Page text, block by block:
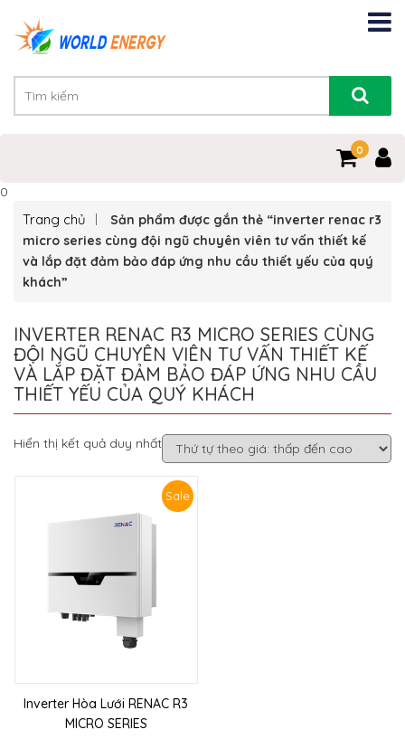
0
0
Trang chủ
Sản phẩm được gắn thẻ “inverter renac r3
micro series cùng đội ngũ chuyên viên tư vấn thiết kế
và lắp đặt đảm bảo đáp ứng nhu cầu thiết yếu của quý
khách”
INVERTER RENAC R3 MICRO SERIES CÙNG
ĐỘI NGŨ CHUYÊN VIÊN TƯ VẤN THIẾT KẾ
VÀ LẮP ĐẶT ĐẢM BẢO ĐÁP ỨNG NHU CẦU
THIẾT YẾU CỦA QUÝ KHÁCH
Hiển thị kết quả duy nhất
Sale
Inverter Hòa Lưới RENAC R3
MICRO SERIES